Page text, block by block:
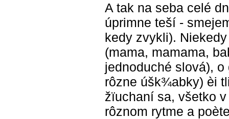
A tak na seba celé
úprimne teší -
kedy zvykli).
(mama, mamama,
jednoduché slová),
rôzne úšk¾abky) èi
žïuchaní sa, všetko
rôznom rytme a